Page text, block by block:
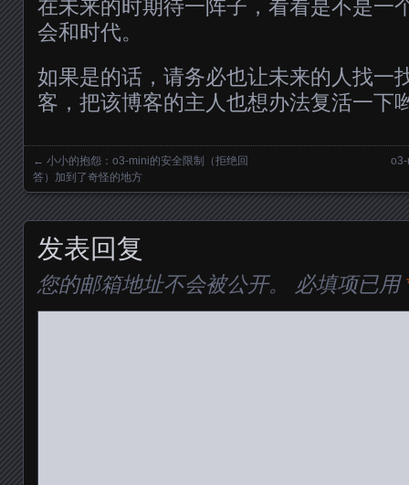
在未来的时期待一阵子，看看是不是一
会和时代。
如果是的话，请务必也让未来的人找一
客，把该博客的主人也想办法复活一下
Posts navigation
← 小小的抱怨：o3-mini的安全限制（拒绝回
答）加到了奇怪的地方
o3-
发表回复
您的邮箱地址不会被公开。 必填项已用